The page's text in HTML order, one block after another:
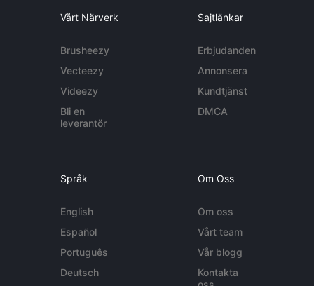
Vårt Närverk
Brusheezy
Vecteezy
Videezy
Bli en
leverantör
Sajtlänkar
Erbjudanden
Annonsera
Kundtjänst
DMCA
Språk
English
Español
Português
Deutsch
Om Oss
Om oss
Vårt team
Vår blogg
Kontakta